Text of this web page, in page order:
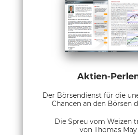
Aktien-
Der Börsendienst für die
Chancen an den Börsen
Die Spreu vom Weizen
von Thomas May